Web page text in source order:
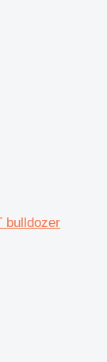
bulldozer